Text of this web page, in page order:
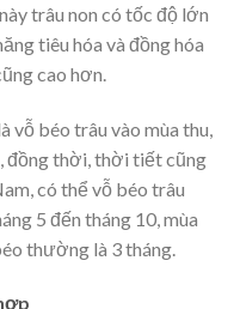
trâu non có tốc độ lớn
tiêu hóa và đồng hóa
cao hơn.
béo trâu vào mùa thu,
đồng thời, thời tiết cũng
có thể vỗ béo trâu
5 đến tháng 10, mùa
thường là 3 tháng.